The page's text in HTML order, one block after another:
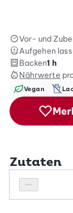
Vor- und
Aufgehen
Backen1 h
Nährwerte
Vegan
Zutaten